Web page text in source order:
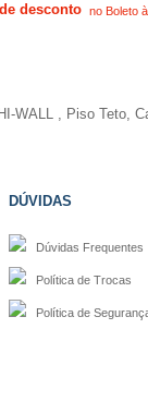
desconto no Boleto
DÚVIDAS
Dúvidas Frequentes
Política de Trocas
Política de